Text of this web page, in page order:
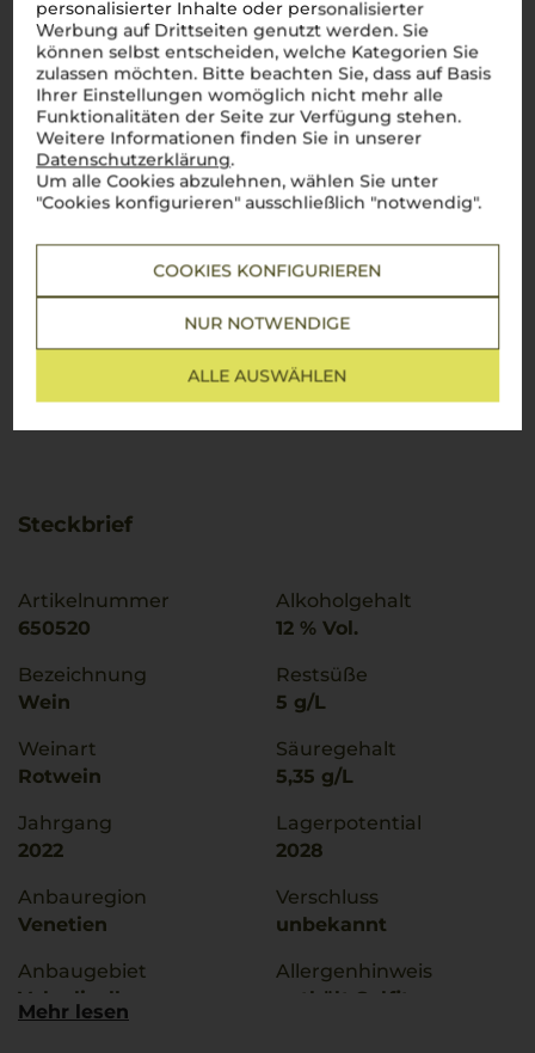
personalisierter Inhalte oder personalisierter
Werbung auf Drittseiten genutzt werden. Sie
können selbst entscheiden, welche Kategorien Sie
zulassen möchten. Bitte beachten Sie, dass auf Basis
Ihrer Einstellungen womöglich nicht mehr alle
Funktionalitäten der Seite zur Verfügung stehen.
Weitere Informationen finden Sie in unserer
Datenschutzerklärung.
Um alle Cookies abzulehnen, wählen Sie unter
"Cookies konfigurieren" ausschließlich "notwendig".
COOKIES KONFIGURIEREN
NUR NOTWENDIGE
ALLE AUSWÄHLEN
Steckbrief
Artikelnummer
650520
Bezeichnung
Wein
Weinart
Rotwein
Jahrgang
2022
Anbauregion
Venetien
Anbaugebiet
Valpolicella
Alkoholgehalt
12 % Vol.
Restsüße
5 g/L
Säuregehalt
5,35 g/L
Lagerpotential
2028
Verschluss
unbekannt
Allergenhinweis
enthält Sulfite
Mehr lesen